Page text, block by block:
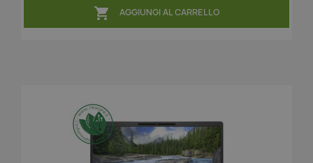
 AGGIUNGI AL CARRELLO